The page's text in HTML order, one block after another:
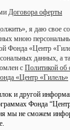
Договора оферты
я даю свое
мною
Фонда «Центр
данных, а
с Политикой об
«Центр «Гилель»
и другой
Фонда
мы не сможем